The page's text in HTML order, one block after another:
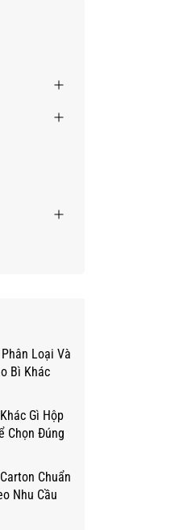
Loại Và
Bì Khác
Gì Hộp
Chọn Đúng
Chuẩn
Nhu Cầu